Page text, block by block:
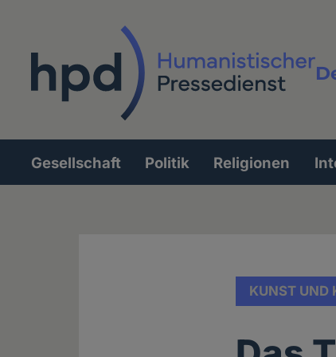
Hauptnavigation
Gesellschaft Politik Religionen
KUNST UND